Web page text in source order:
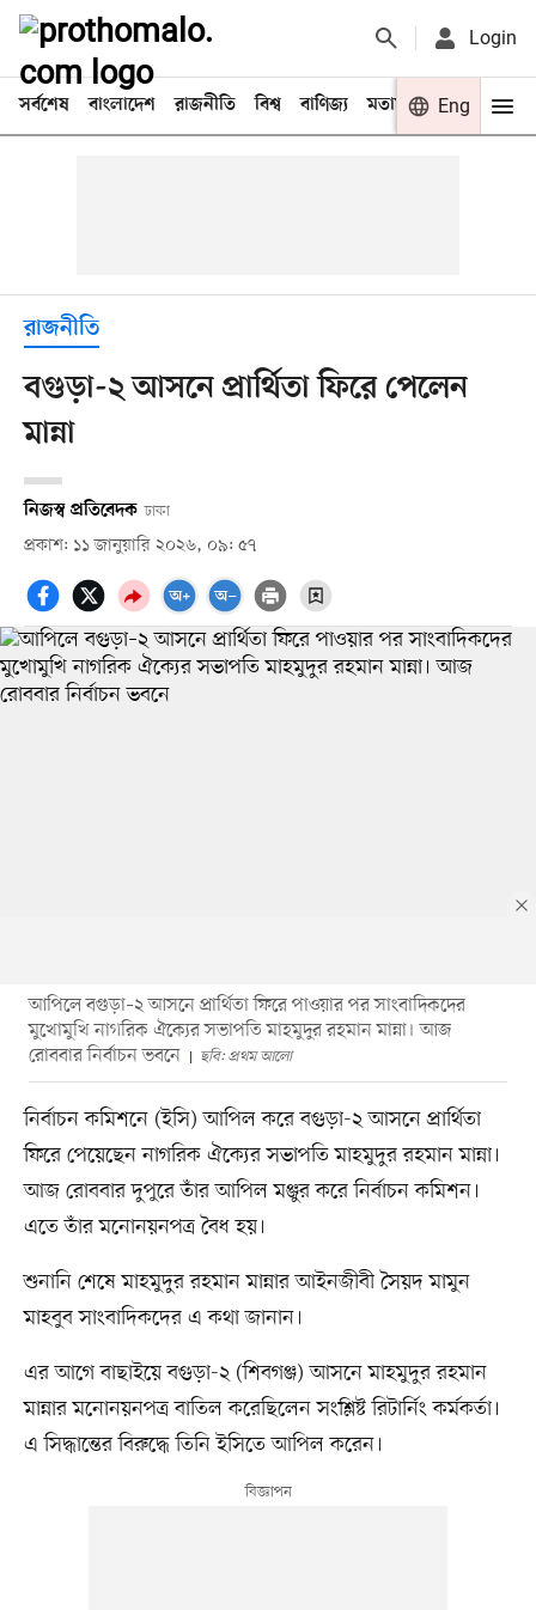
Login
সর্বশেষ বাংলাদেশ রাজনীতি বিশ্ব বাণিজ্য মতামত খেলা
Eng
রাজনীতি
বগুড়া-২ আসনে প্রার্থিতা ফিরে পেলেন
মান্না
নিজস্ব প্রতিবেদক ঢাকা
প্রকাশ: ১১ জানুয়ারি ২০২৬, ০৯: ৫৭
আপিলে বগুড়া–২ আসনে প্রার্থিতা ফিরে পাওয়ার পর সাংবাদিকদের
মুখোমুখি নাগরিক ঐক্যের সভাপতি মাহমুদুর রহমান মান্না। আজ
রোববার নির্বাচন ভবনে
ছবি: প্রথম আলো
নির্বাচন কমিশনে (ইসি) আপিল করে বগুড়া-২ আসনে প্রার্থিতা
ফিরে পেয়েছেন নাগরিক ঐক্যের সভাপতি মাহমুদুর রহমান মান্না।
আজ রোববার দুপুরে তাঁর আপিল মঞ্জুর করে নির্বাচন কমিশন।
এতে তাঁর মনোনয়নপত্র বৈধ হয়।
শুনানি শেষে মাহমুদুর রহমান মান্নার আইনজীবী সৈয়দ মামুন
মাহবুব সাংবাদিকদের এ কথা জানান।
এর আগে বাছাইয়ে বগুড়া-২ (শিবগঞ্জ) আসনে মাহমুদুর রহমান
মান্নার মনোনয়নপত্র বাতিল করেছিলেন সংশ্লিষ্ট রিটার্নিং কর্মকর্তা।
এ সিদ্ধান্তের বিরুদ্ধে তিনি ইসিতে আপিল করেন।